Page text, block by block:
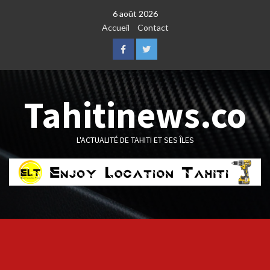
6 août 2026
Accueil
Contact
FacebookTwitter
Tahitinews.co
L'ACTUALITÉ DE TAHITI ET SES ÎLES